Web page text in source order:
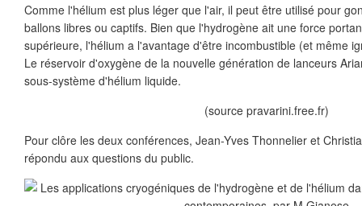
Comme l'hélium est plus léger que l'air, il peut être utilisé pour
ballons libres ou captifs. Bien que l'hydrogène ait une force
supérieure, l'hélium a l'avantage d'être incombustible (et même
Le réservoir d'oxygène de la nouvelle génération de lanceurs
sous-système d'hélium liquide.
(source pravarini.free.fr)
Pour clôre les deux conférences, Jean-Yves Thonnelier et
répondu aux questions du public.